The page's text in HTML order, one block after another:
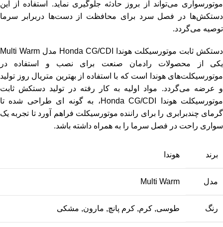
موتورسواری می‌تواند از بروز حادثه جلوگیری نماید. استفاده از این
دستکش‌ها در فصل سرد برای محافظت از دست‌ها دربرابر سرما
توصیه می‌گردد.
دستکش ثابت موتورسیکلت هوندا Honda CG/CDI مدل Multi Warm
یکی از محصولات رادمان صنعت برای نصب و استفاده در
موتورسیکلت‌های هوندا است که با استفاده از بهترین متریال روز تولید
و عرضه می‌گردد. مواد اولیه به کار رفته در تولید دستکش ثابت
موتورسیکلت هوندا Honda CG/CDI، به گونه ای طراحی شده تا
گرمای چندبرابری را برای راننده موتورسیکلت فراهم آورد تا تجربه یک
سواری راحت در فصل سرما را به همراه داشته باشد.
برند هوندا
مدل Multi Warm
رنگ طوسی, کرم, کرم پانچ, مارون, مشکی